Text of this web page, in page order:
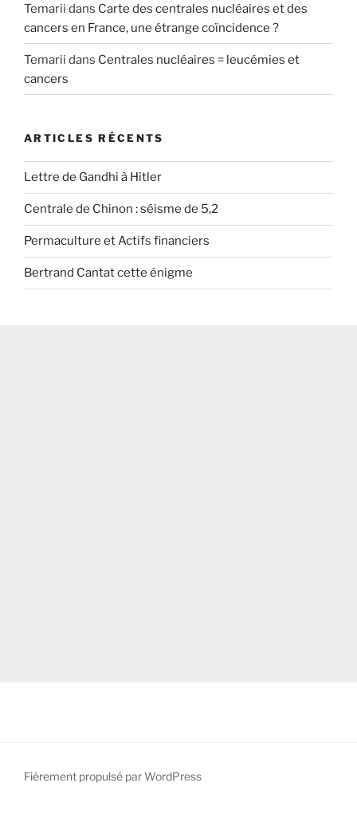
Temarii dans Carte des centrales nucléaires et des
cancers en France, une étrange coïncidence ?
Temarii dans Centrales nucléaires = leucémies et
cancers
ARTICLES RÉCENTS
Lettre de Gandhi à Hitler
Centrale de Chinon : séisme de 5,2
Permaculture et Actifs financiers
Bertrand Cantat cette énigme
Fièrement propulsé par WordPress